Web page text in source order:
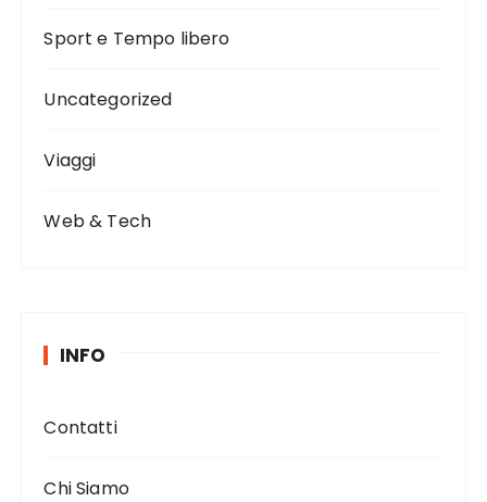
Sport e Tempo libero
Uncategorized
Viaggi
Web & Tech
INFO
Contatti
Chi Siamo